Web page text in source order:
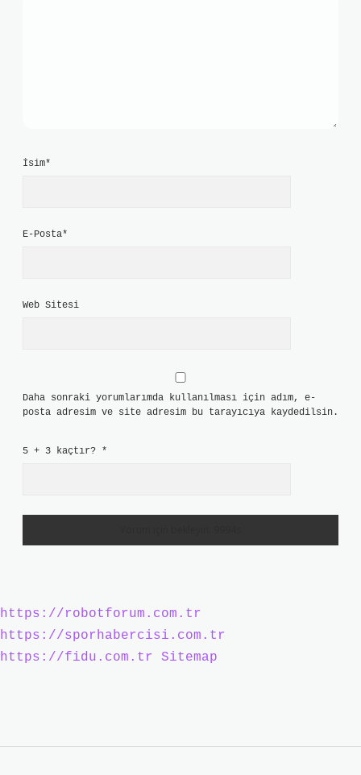
İsim*
E-Posta*
Web Sitesi
Daha sonraki yorumlarımda kullanılması için adım, e-
posta adresim ve site adresim bu tarayıcıya kaydedilsin.
5 + 3 kaçtır? *
https://robotforum.com.tr
https://sporhabercisi.com.tr
https://fidu.com.tr
Sitemap